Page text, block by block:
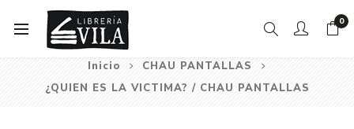
0
Inicio
CHAU PANTALLAS
¿QUIEN ES LA VICTIMA? / CHAU PANTALLAS